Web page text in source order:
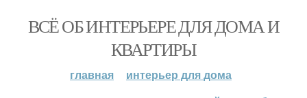
ВСЁ ОБ ИНТЕРЬЕРЕ ДЛЯ ДОМА И
КВАРТИРЫ
главная
интерьер для дома